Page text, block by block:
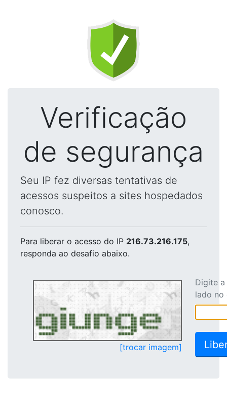
Verificação
de segurança
Seu IP fez diversas tentativas de
acessos suspeitos a sites hospedados
conosco.
Para liberar o acesso do IP 216.73.216.175,
responda ao desafio abaixo.
[trocar imagem]
Digite
lado no